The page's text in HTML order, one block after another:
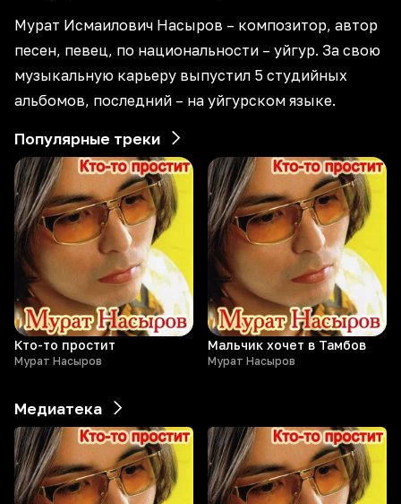
Мурат Исмаилович Насыров – композитор, автор
песен, певец, по национальности – уйгур. За свою
музыкальную карьеру выпустил 5 студийных
альбомов, последний – на уйгурском языке.
Популярные треки
Кто-то простит
Мурат Насыров
Мальчик хочет в Тамбов
Мурат Насыров
Медиатека